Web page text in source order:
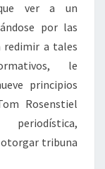
ver a un
por las
redimir a tales
le
principios
Rosenstiel
otorgar tribuna